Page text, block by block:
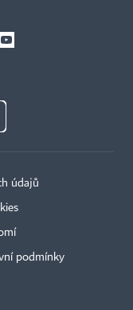
údajů
podmínky